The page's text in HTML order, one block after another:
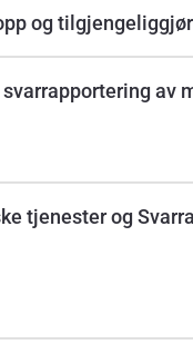
og
av
tjenester og